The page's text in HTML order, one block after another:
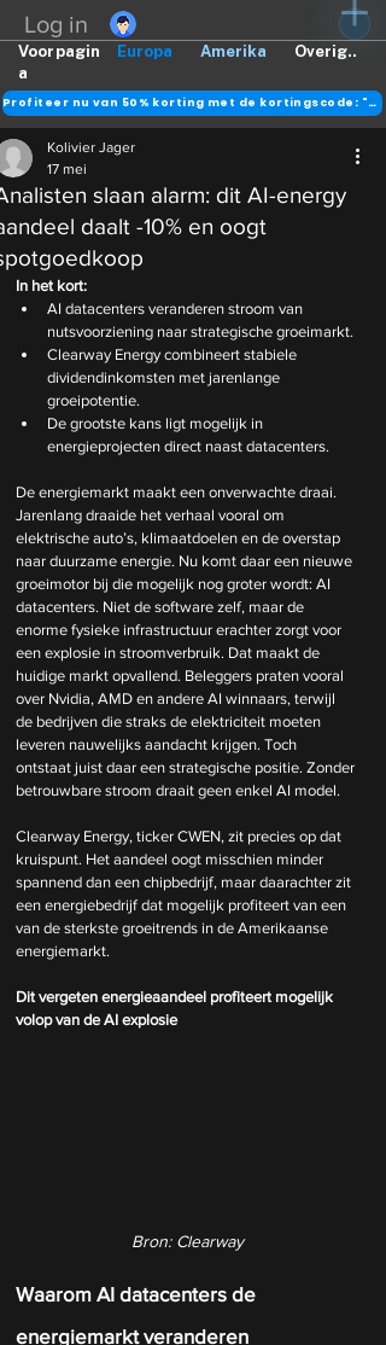
Log in
Europa Amerika Overig..
Voorpagin
a
Profiteer nu van 50% korting met de kortingscode: "DANK"
slaan alarm: dit AI-energy
daalt -10% en oogt
Kolivier Jager
17 mei
In het kort:
AI datacenters veranderen stroom van
nutsvoorziening naar strategische groeimarkt.
Clearway Energy combineert stabiele
dividendinkomsten met jarenlange
groeipotentie.
De grootste kans ligt mogelijk in
energieprojecten direct naast datacenters.
De energiemarkt maakt een onverwachte draai.
Jarenlang draaide het verhaal vooral om
elektrische auto’s, klimaatdoelen en de overstap
naar duurzame energie. Nu komt daar een nieuwe
groeimotor bij die mogelijk nog groter wordt: AI
datacenters. Niet de software zelf, maar de
enorme fysieke infrastructuur erachter zorgt voor
een explosie in stroomverbruik. Dat maakt de
huidige markt opvallend. Beleggers praten vooral
over Nvidia, AMD en andere AI winnaars, terwijl
de bedrijven die straks de elektriciteit moeten
leveren nauwelijks aandacht krijgen. Toch
ontstaat juist daar een strategische positie. Zonder
betrouwbare stroom draait geen enkel AI model.
Clearway Energy, ticker CWEN, zit precies op dat
kruispunt. Het aandeel oogt misschien minder
spannend dan een chipbedrijf, maar daarachter zit
een energiebedrijf dat mogelijk profiteert van een
van de sterkste groeitrends in de Amerikaanse
energiemarkt.
Dit vergeten energieaandeel profiteert mogelijk
volop van de AI explosie
Bron: Clearway
Waarom AI datacenters de
energiemarkt veranderen